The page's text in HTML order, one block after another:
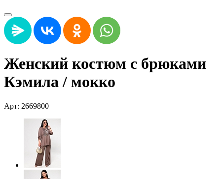
Женский костюм с брюками
Кэмила / мокко
Арт: 2669800